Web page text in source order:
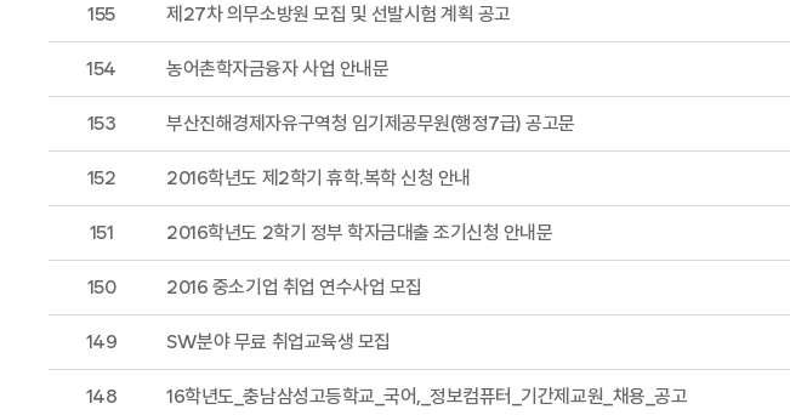
155 제27차 의무소방원 모집 및 선발시험 계획 공고
154 농어촌학자금융자 사업 안내문
153 부산진해경제자유구역청 임기제공무원(행정7급) 공고문
152 2016학년도 제2학기 휴학.복학 신청 안내
151 2016학년도 2학기 정부 학자금대출 조기신청 안내문
150 2016 중소기업 취업 연수사업 모집
149 SW분야 무료 취업교육생 모집
148 16학년도_충남삼성고등학교_국어,_정보컴퓨터_기간제교원_채용_공고